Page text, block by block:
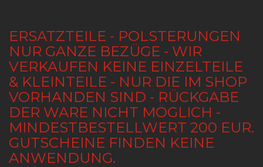
ERSATZTEILE - POLSTERUNGEN
NUR GANZE BEZÜGE - WIR
VERKAUFEN KEINE EINZELTEILE
& KLEINTEILE - NUR DIE IM SHOP
VORHANDEN SIND - RÜCKGABE
DER WARE NICHT MÖGLICH -
MINDESTBESTELLWERT 200 EUR.
GUTSCHEINE FINDEN KEINE
ANWENDUNG.